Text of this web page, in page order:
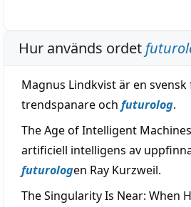
Hur används ordet
Magnus Lindkvist är en svensk
trendspanare och futurolog.
The Age of Intelligent
artificiell intelligens av
futurologen Ray Kurzweil.
The Singularity Is Near: When